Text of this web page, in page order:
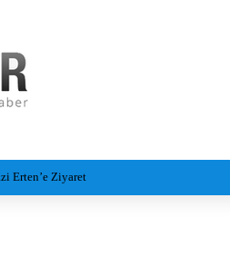
Erten’e Ziyaret